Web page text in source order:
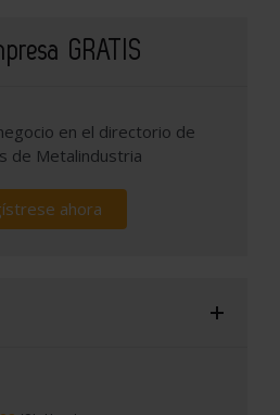
GRATIS
en el directorio de
de Metalindustria
ahora